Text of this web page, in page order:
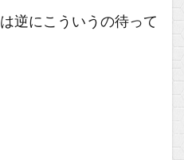
逆にこういうの待って